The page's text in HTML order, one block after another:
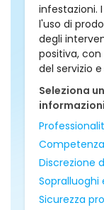
infestazioni.
l'uso di
degli
positiva,
del servizio
Seleziona
informazioni
Discrezione
Sopralluoghi
Sicurezza